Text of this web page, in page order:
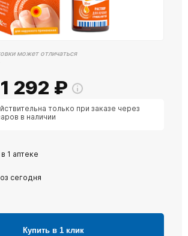
может отличаться
1 292 ₽
только при заказе через
в наличии
1 аптеке
сегодня
Купить в 1 клик